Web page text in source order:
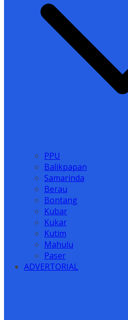
PPU
Balikpapan
Samarinda
Berau
Bontang
Kubar
Kukar
Kutim
Mahulu
Paser
ADVERTORIAL